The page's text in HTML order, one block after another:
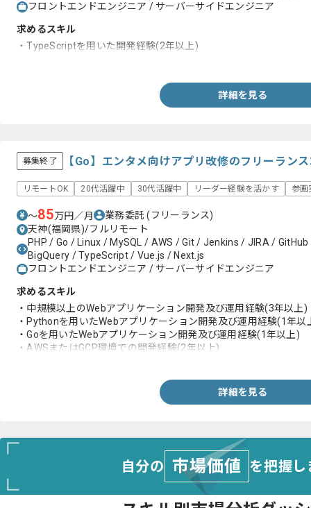
フロントエンドエンジニア / サーバーサイドエンジニア
求めるスキル
・TypeScriptを用いた開発経験(2年以上)
詳細を見る
募集終了 【Go】エンタメ向けアプリ改修のフリーラン
リモートOK 20代活躍中 30代活躍中 リーダー経験を活かす 参画
〜85万円／月 業務委託(フリーランス)
天神(福岡県)/フルリモート
PHP / Go / Linux / MySQL / AWS / Git / Jenkins / JIRA /
BigQuery / TypeScript / Vue.js / Next.js
フロントエンドエンジニア / サーバーサイドエンジニア
求めるスキル
・中規模以上のWebアプリケーション開発及び運用経験(3年以上)
・Pythonを用いたWebアプリケーション開発及び運用経験(1年以
・Goを用いたWebアプリケーション開発及び運用経験(1年以上)
・AWSまたはGCP環境での開発経験(2年以上)
詳細を見る
自分の 市場価値 を把握